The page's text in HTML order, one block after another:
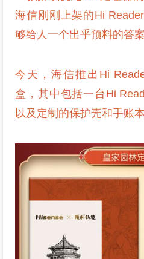
海信刚刚上架的Hi
够给人一个出乎预料的答案
今天，海信推出Hi
盒，其中包括一台Hi
以及定制的保护壳和手账